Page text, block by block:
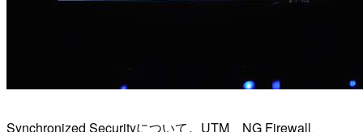
Synchronized Securityについて。UTM、NG Firewall、